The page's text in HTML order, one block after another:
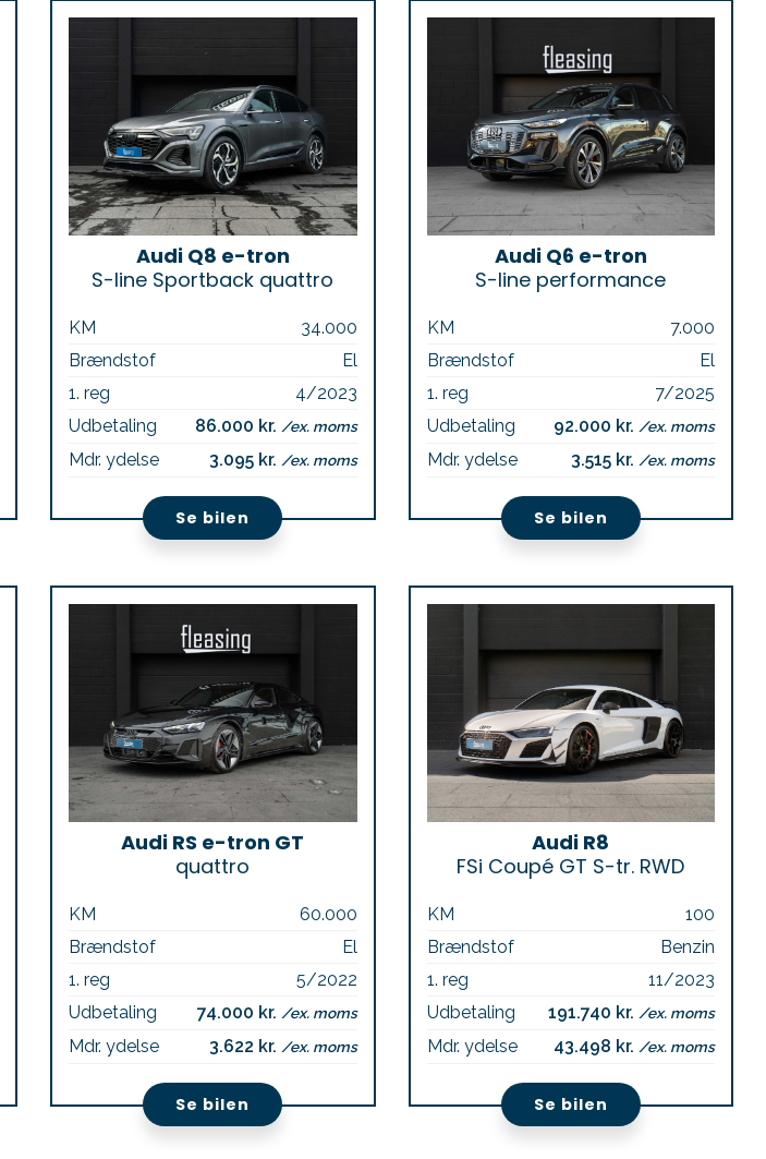
Audi Q8 e-tron
S-line Sportback quattro
KM
34.000
Brændstof
El
1. reg
4/2023
Udbetaling
86.000 kr. /ex. moms
Mdr. ydelse 3.095 kr. /ex. moms
Se bilen
Audi Q6 e-tron
S-line performance
KM
7.000
Brændstof
El
1. reg
7/2025
Udbetaling
92.000 kr. /ex. moms
Mdr. ydelse 3.515 kr. /ex. moms
Se bilen
Audi RS e-tron GT
quattro
KM
60.000
Brændstof
El
1. reg
5/2022
Udbetaling
74.000 kr. /ex. moms
Mdr. ydelse 3.622 kr. /ex. moms
Se bilen
Audi R8
FSi Coupé GT S-tr. RWD
KM
100
Brændstof
Benzin
1. reg
11/2023
Udbetaling
191.740 kr. /ex. moms
Mdr. ydelse 43.498 kr. /ex. moms
Se bilen